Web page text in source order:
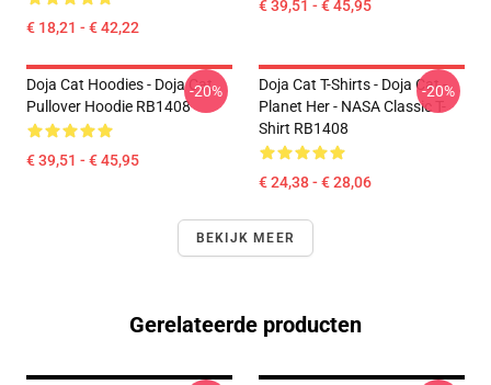
€ 18,21 - € 42,22
€ 39,51 - € 45,95
Doja Cat Hoodies - Doja Cat
Pullover Hoodie RB1408
€ 39,51 - € 45,95
-20%
Doja Cat T-Shirts - Doja Cat -
Planet Her - NASA Classic T-
Shirt RB1408
€ 24,38 - € 28,06
-20%
BEKIJK MEER
Gerelateerde producten